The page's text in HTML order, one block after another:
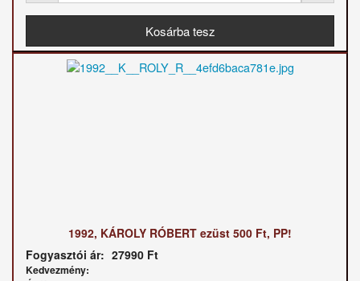
1992, KÁROLY RÓBERT ezüst 500 Ft, PP!
Fogyasztói ár: 27990 Ft
Kedvezmény: